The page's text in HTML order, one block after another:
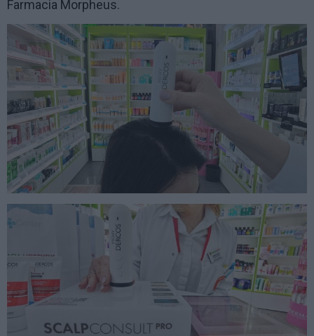
Farmacia Morpheus.